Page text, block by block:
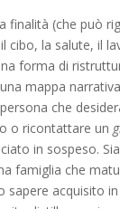
finalità (che può
cibo, la salute, il
forma di
mappa
che
o ricontattare un
in sospeso.
famiglia che
sapere acquisito